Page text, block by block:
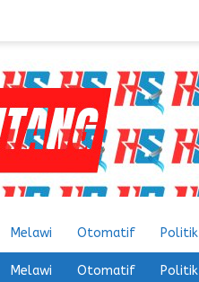
Melawi Otomatif Politik
Melawi Otomatif Politik